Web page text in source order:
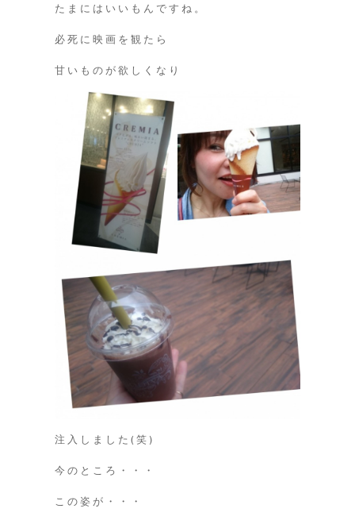
たまにはいいもんですね。
必死に映画を観たら
甘いものが欲しくなり
注入しました(笑)
今のところ・・・
この姿が・・・